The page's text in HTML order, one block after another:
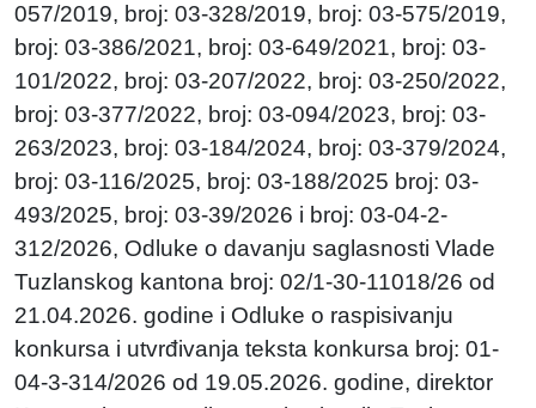
057/2019, broj: 03-328/2019, broj: 03-575/2019,
broj: 03-386/2021, broj: 03-649/2021, broj: 03-
101/2022, broj: 03-207/2022, broj: 03-250/2022,
broj: 03-377/2022, broj: 03-094/2023, broj: 03-
263/2023, broj: 03-184/2024, broj: 03-379/2024,
broj: 03-116/2025, broj: 03-188/2025 broj: 03-
493/2025, broj: 03-39/2026 i broj: 03-04-2-
312/2026, Odluke o davanju saglasnosti Vlade
Tuzlanskog kantona broj: 02/1-30-11018/26 od
21.04.2026. godine i Odluke o raspisivanju
konkursa i utvrđivanja teksta konkursa broj: 01-
04-3-314/2026 od 19.05.2026. godine, direktor